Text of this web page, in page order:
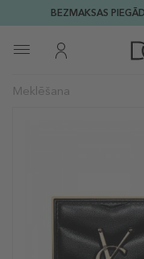
BEZMAKSAS